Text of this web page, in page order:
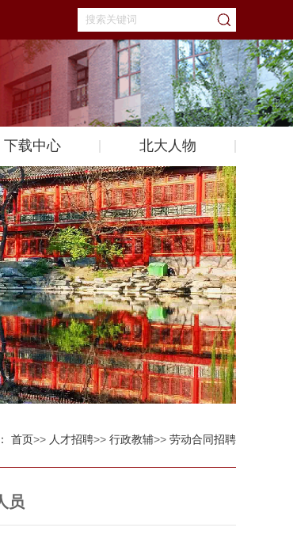
下载中心 北大人物
首页>> 人才招聘>> 行政教辅>> 劳动合同招聘
员